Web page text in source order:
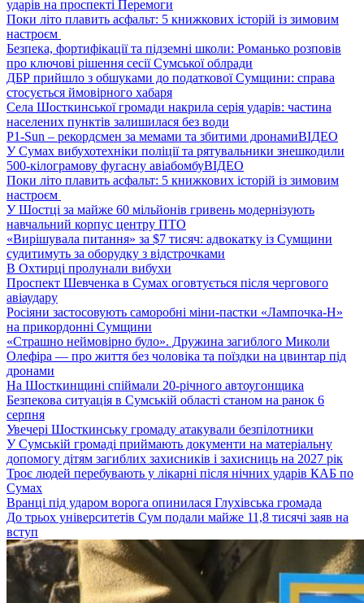
ударів на проспекті Перемоги
Поки літо плавить асфальт: 5 книжкових історій із зимовим
настроєм
Безпека, фортифікації та підземні школи: Романько розповів
про ключові рішення сесії Сумської облради
ДБР прийшло з обшуками до податкової Сумщини: справа
стосується ймовірного хабаря
Села Шосткинської громади накрила серія ударів: частина
населених пунктів залишилася без води
P1-Sun – рекордсмен за мемами та збитими дронамиВІДЕО
У Сумах вибухотехніки поліції та рятувальники знешкодили
500-кілограмову фугасну авіабомбуВІДЕО
Поки літо плавить асфальт: 5 книжкових історій із зимовим
настроєм
У Шостці за майже 60 мільйонів гривень модернізують
навчальний корпус центру ПТО
«Вирішувала питання» за $7 тисяч: адвокатку із Сумщини
судитимуть за оборудку з відстрочками
В Охтирці пролунали вибухи
Проспект Шевченка в Сумах оговтується після чергового
авіаудару
Росіяни застосовують саморобні міни-пастки «Лампочка-Н»
на прикордонні Сумщини
«Страшно неймовірно було». Дружина загиблого Миколи
Олефіра — про життя без чоловіка та поїздки на цвинтар під
дронами
На Шосткинщині спіймали 20-річного автоугонщика
Безпекова ситуація в Сумській області станом на ранок 6
серпня
Увечері Шосткинську громаду атакували безпілотники
У Сумській громаді приймають документи на матеріальну
допомогу дітям загиблих захисників і захисниць на 2027 рік
Троє людей перебувають у лікарні після нічних ударів КАБ по
Сумах
Вранці під ударом ворога опинилася Глухівська громада
До трьох університетів Сум подали майже 11,8 тисячі заяв на
вступ